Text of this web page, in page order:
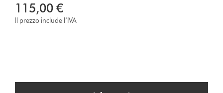
115,00 €
Il prezzo include l’IVA